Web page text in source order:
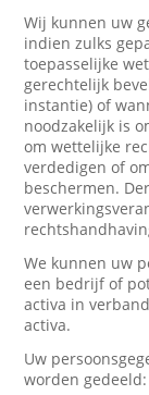
Wij kunnen uw
indien zulks
toepasselijke
gerechtelijk
instantie) of
noodzakelijk is
om wettelijke
verdedigen of
beschermen.
We kunnen uw
een bedrijf of
activa in
activa.
Uw
worden gedeeld: